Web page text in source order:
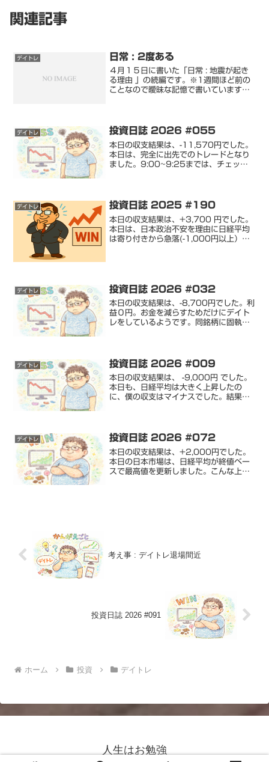
関連記事
デイトレ 日常 : 2度ある
４月１５日に書いた「日常 : 地震が起き
る理由 」の続編です。※1週間ほど前の
ことなので曖昧な記憶で書いています。
っていましたので、...
デイトレ 投資日誌 2026 #055
本日の収支結果は、-11,570円でした。
本日は、完全に出先でのトレードとなり
ました。9:00~9:25までは、チェック
らずで、3...
デイトレ 投資日誌 2025 #190
本日の収支結果は、+3,700 円でした。
本日は、日本政治不安を理由に日経平均
は寄り付きから急落(-1,000円以上）す
デイトレ 投資日誌 2026 #032
本日の収支結果は、-8,700円でした。利
益０円。お金を減らすためだけにデイト
レをしているようです。同銘柄に固執し
デイトレ 投資日誌 2026 #009
本日の収支結果は、 -9,000円 でした。
本日も、日経平均は大きく上昇したの
に、僕の収支はマイナスでした。結果論
ます。とはいえ、立...
デイトレ 投資日誌 2026 #072
本日の収支結果は、+2,000円でした。
本日の日本市場は、日経平均が終値ベー
スで最高値を更新しました。こんな上げ
考え事 : デイトレ退場間近
投資日誌 2026 #091
ホーム 投資 デイトレ
人生はお勉強